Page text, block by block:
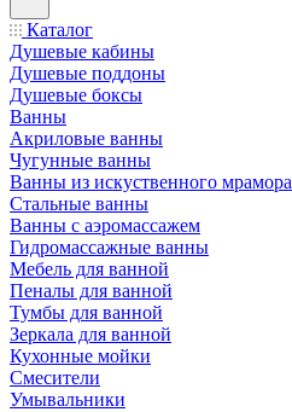
Каталог
Душевые кабины
Душевые поддоны
Душевые боксы
Ванны
Акриловые ванны
Чугунные ванны
Ванны из искуственного мрамора
Стальные ванны
Ванны с аэромассажем
Гидромассажные ванны
Мебель для ванной
Пеналы для ванной
Тумбы для ванной
Зеркала для ванной
Кухонные мойки
Смесители
Умывальники